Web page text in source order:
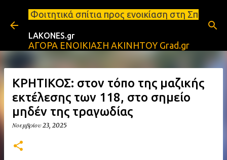
Μετάβαση στο κύριο περιεχόμενο
προς ενοικίαση στη Σπάρτη Ενοικιάσεις
LAKONES.gr
ΑΓΟΡΑ ΕΝΟΙΚΙΑΣΗ ΑΚΙΝΗΤΟΥ Grad.gr
ΚΡΗΤΙΚΟΣ: στον τόπο της μαζικής
εκτέλεσης των 118, στο σημείο
μηδέν της τραγωδίας
Νοεμβρίου 23, 2025